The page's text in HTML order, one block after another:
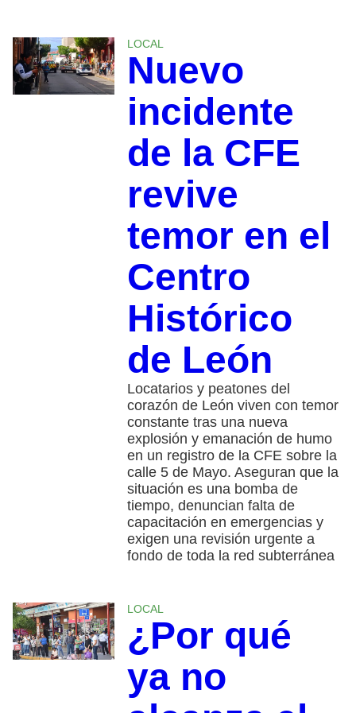
LOCAL
Nuevo
incidente
de la CFE
revive
temor en el
Centro
Histórico
de León
Locatarios y peatones del
corazón de León viven con temor
constante tras una nueva
explosión y emanación de humo
en un registro de la CFE sobre la
calle 5 de Mayo. Aseguran que la
situación es una bomba de
tiempo, denuncian falta de
capacitación en emergencias y
exigen una revisión urgente a
fondo de toda la red subterránea
LOCAL
¿Por qué
ya no